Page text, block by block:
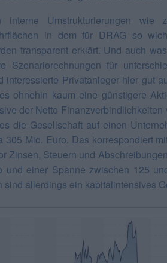
interne Umstrukturierungen wie
in dem für DRAG so
transparent erklärt. Und auch
Szenariorechnungen für
interessierte Privatanleger hier gut
ohnehin kaum eine günstigere
der Netto-Finanzverbindlichkeiten
die Gesellschaft auf einen
305 Mio. Euro. Das korrespondiert
Zinsen, Steuern und
einer Spanne zwischen 125
sind allerdings ein kapitalintensives